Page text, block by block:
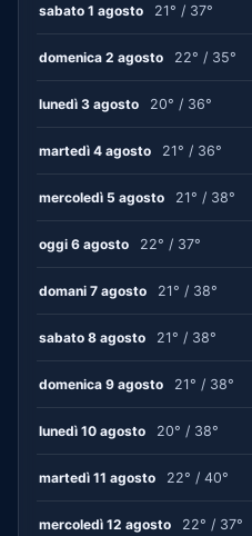
sabato 1 agosto 21° / 37°
domenica 2 agosto 22° / 35°
lunedì 3 agosto 20° / 36°
martedì 4 agosto 21° / 36°
mercoledì 5 agosto 21° / 38°
oggi 6 agosto 22° / 37°
domani 7 agosto 21° / 38°
sabato 8 agosto 21° / 38°
domenica 9 agosto 21° / 38°
lunedì 10 agosto 20° / 38°
martedì 11 agosto 22° / 40°
mercoledì 12 agosto 22° / 37°